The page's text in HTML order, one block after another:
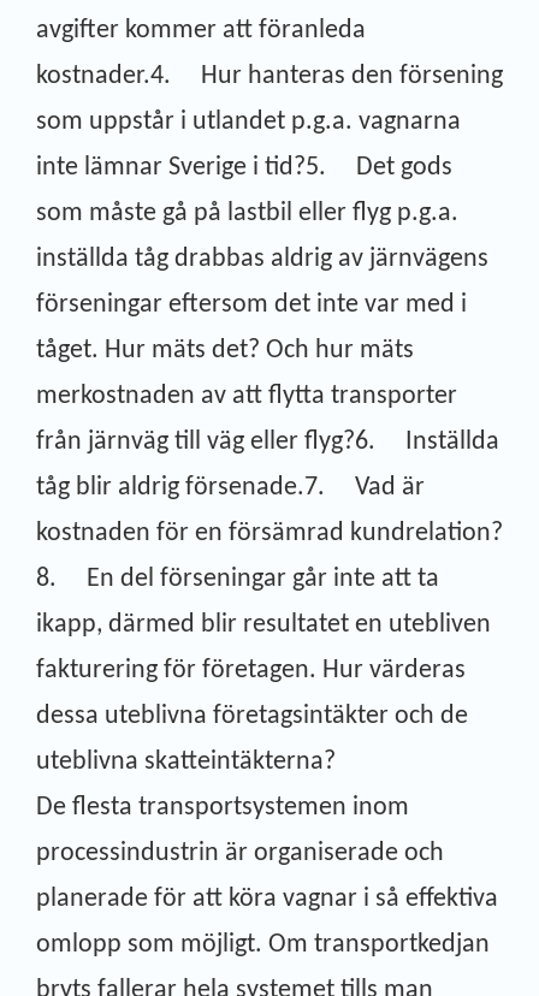
avgifter kommer att föranleda
kostnader.4. Hur hanteras den försening
som uppstår i utlandet p.g.a. vagnarna
inte lämnar Sverige i tid?5. Det gods
som måste gå på lastbil eller flyg p.g.a.
inställda tåg drabbas aldrig av järnvägens
förseningar eftersom det inte var med i
tåget. Hur mäts det? Och hur mäts
merkostnaden av att flytta transporter
från järnväg till väg eller flyg?6. Inställda
tåg blir aldrig försenade.7. Vad är
kostnaden för en försämrad kundrelation?
8. En del förseningar går inte att ta
ikapp, därmed blir resultatet en utebliven
fakturering för företagen. Hur värderas
dessa uteblivna företagsintäkter och de
uteblivna skatteintäkterna?
De flesta transportsystemen inom
processindustrin är organiserade och
planerade för att köra vagnar i så effektiva
omlopp som möjligt. Om transportkedjan
bryts fallerar hela systemet tills man